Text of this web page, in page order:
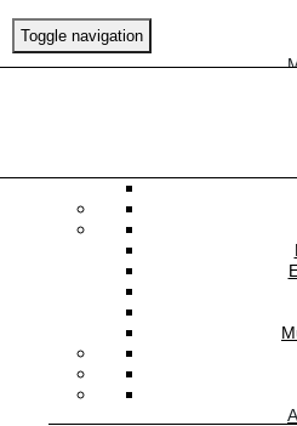
Toggle navigation
REBEL WALLS
Mural Scenery
Bubblegum